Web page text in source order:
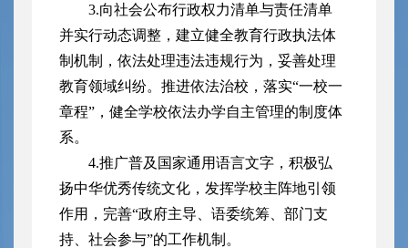
3.向社会公布行政权力清单与责任清单
并实行动态调整，建立健全教育行政执法体
制机制，依法处理违法违规行为，妥善处理
教育领域纠纷。推进依法治校，落实“一校一
章程”，健全学校依法办学自主管理的制度体
系。
4.推广普及国家通用语言文字，积极弘
扬中华优秀传统文化，发挥学校主阵地引领
作用，完善“政府主导、语委统筹、部门支
持、社会参与”的工作机制。